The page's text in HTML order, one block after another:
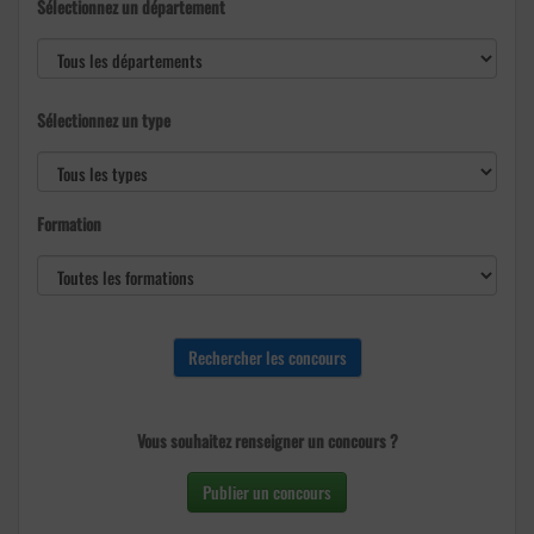
Sélectionnez un département
Sélectionnez un type
Formation
Vous souhaitez renseigner un concours ?
Publier un concours